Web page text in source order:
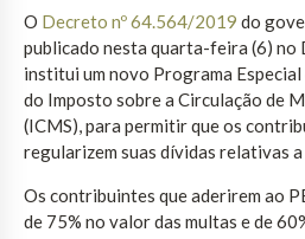
O Decreto nº 64.564/2019 do
publicado nesta quarta-feira (6) no
institui um novo Programa
do Imposto sobre a Circulação de
(ICMS), para permitir que os
regularizem suas dívidas relativas
Os contribuintes que aderirem ao
de 75% no valor das multas e de